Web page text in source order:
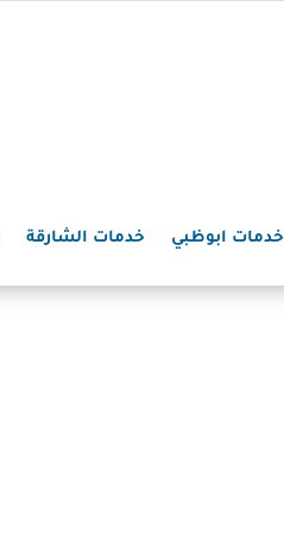
خدمات ابوظبي خدمات الشارقة